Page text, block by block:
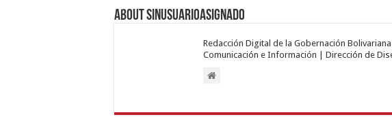
About sinusuarioasignado
Redacción Digital de la Gobernación
Comunicación e Información | Dirección de